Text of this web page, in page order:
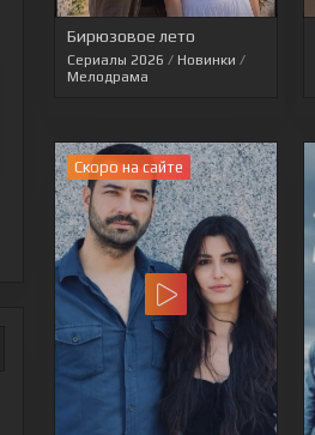
Бирюзовое лето
Сериалы 2026 / Новинки /
Мелодрама
Скоро на сайте